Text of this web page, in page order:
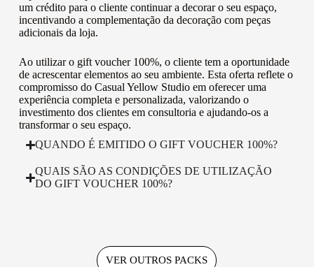
um crédito para o cliente continuar a decorar o seu espaço,
incentivando a complementação da decoração com peças
adicionais da loja.
Ao utilizar o gift voucher 100%, o cliente tem a oportunidade
de acrescentar elementos ao seu ambiente. Esta oferta reflete o
compromisso do Casual Yellow Studio em oferecer uma
experiência completa e personalizada, valorizando o
investimento dos clientes em consultoria e ajudando-os a
transformar o seu espaço.
QUANDO É EMITIDO O GIFT VOUCHER 100%?
QUAIS SÃO AS CONDIÇÕES DE UTILIZAÇÃO
DO GIFT VOUCHER 100%?
VER OUTROS PACKS